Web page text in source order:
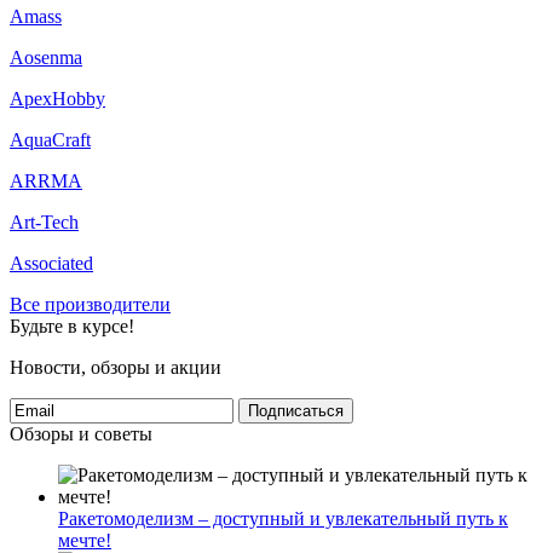
Amass
Aosenma
ApexHobby
AquaCraft
ARRMA
Art-Tech
Associated
Все производители
Будьте в курсе!
Новости, обзоры и акции
Подписаться
Обзоры и советы
Ракетомоделизм – доступный и увлекательный путь к
мечте!